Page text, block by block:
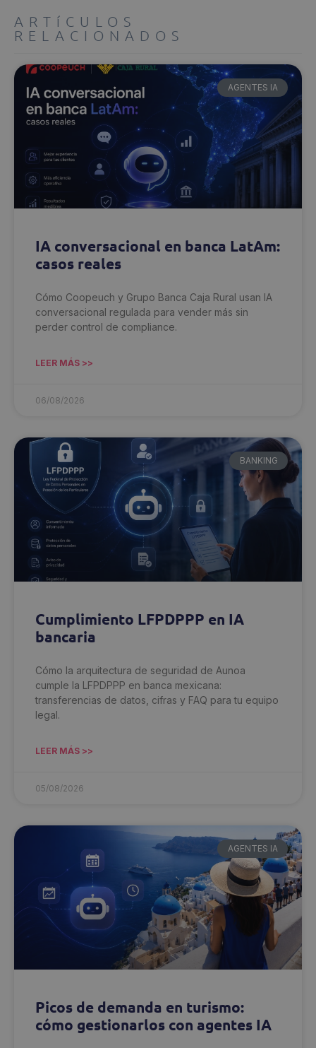
ARTíCULOS
RELACIONADOS
AGENTES IA
IA conversacional en banca LatAm:
casos reales
Cómo Coopeuch y Grupo Banca Caja Rural usan IA
conversacional regulada para vender más sin
perder control de compliance.
LEER MÁS >>
06/08/2026
BANKING
Cumplimiento LFPDPPP en IA
bancaria
Cómo la arquitectura de seguridad de Aunoa
cumple la LFPDPPP en banca mexicana:
transferencias de datos, cifras y FAQ para tu equipo
legal.
LEER MÁS >>
05/08/2026
AGENTES IA
Picos de demanda en turismo:
cómo gestionarlos con agentes IA